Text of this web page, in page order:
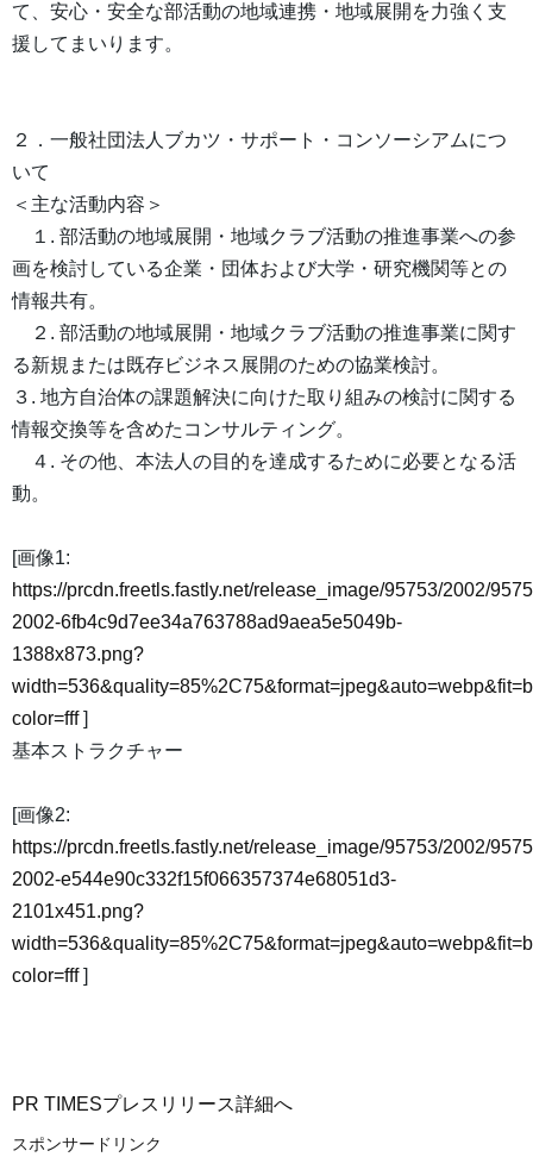
て、安心・安全な部活動の地域連携・地域展開を力強く支
援してまいります。
２．一般社団法人ブカツ・サポート・コンソーシアムにつ
いて
＜主な活動内容＞
１. 部活動の地域展開・地域クラブ活動の推進事業への参
画を検討している企業・団体および大学・研究機関等との
情報共有。
２. 部活動の地域展開・地域クラブ活動の推進事業に関す
る新規または既存ビジネス展開のための協業検討。
３. 地方自治体の課題解決に向けた取り組みの検討に関する
情報交換等を含めたコンサルティング。
４. その他、本法人の目的を達成するために必要となる活
動。
[画像1:
https://prcdn.freetls.fastly.net/release_image/95753/2002/
2002-6fb4c9d7ee34a763788ad9aea5e5049b-
1388x873.png?
color=fff]
基本ストラクチャー
[画像2:
https://prcdn.freetls.fastly.net/release_image/95753/2002/
2002-e544e90c332f15f066357374e68051d3-
2101x451.png?
color=fff]
PR TIMESプレスリリース詳細へ
スポンサードリンク